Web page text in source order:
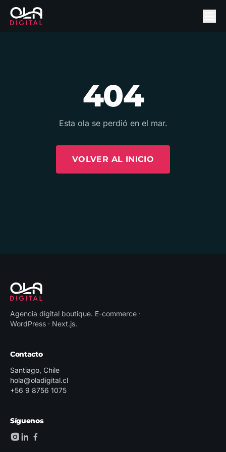
404
Esta ola se perdió en el mar.
VOLVER AL INICIO
Agencia digital boutique. E-commerce ·
WordPress · Next.js.
Contacto
Santiago, Chile
hola@oladigital.cl
+56 9 8756 1075
Síguenos